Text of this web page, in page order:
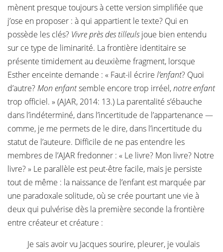
mènent presque toujours à cette version simplifiée que
j’ose en proposer : à qui appartient le texte? Qui en
possède les clés? Vivre près des tilleulsjoue bien entendu
sur ce type de liminarité. La frontière identitaire se
présente timidement au deuxième fragment, lorsque
Esther enceinte demande : « Faut-il écrire l’enfant? Quoi
d’autre? Mon enfantsemble encore trop irréel,notre enfant
trop officiel. » (AJAR, 2014: 13.) La parentalité s’ébauche
dans l’indéterminé, dans l’incertitude de l’appartenance —
comme, je me permets de le dire, dans l’incertitude du
statut de l’auteure. Difficile de ne pas entendre les
membres de l’AJAR fredonner : « Le livre? Mon livre? Notre
livre? » Le parallèle est peut-être facile, mais je persiste
tout de même : la naissance de l’enfant est marquée par
une paradoxale solitude, où se crée pourtant une vie à
deux qui pulvérise dès la première seconde la frontière
entre créateur et créature :
Je sais avoir vu Jacques sourire, pleurer, je voulais